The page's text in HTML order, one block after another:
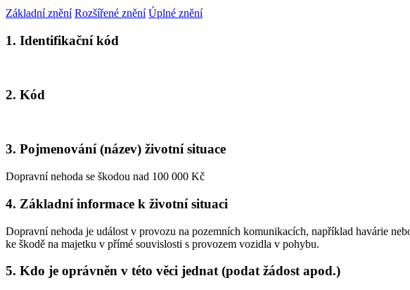
Základní znění Rozšířené znění Úplné znění
1. Identifikační kód
2. Kód
3. Pojmenování (název) životní situace
Dopravní nehoda se škodou nad 100 000 Kč
4. Základní informace k životní situaci
Dopravní nehoda je událost v provozu na pozemních komunikacích, například havárie
ke škodě na majetku v přímé souvislosti s provozem vozidla v pohybu.
5. Kdo je oprávněn v této věci jednat (podat žádost apod.)